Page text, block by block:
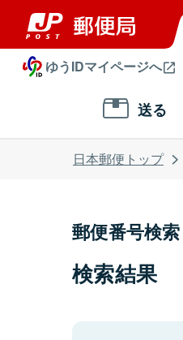
ゆうIDマイページへ
送る
日本郵便トップ
郵便番号検索
検索結果